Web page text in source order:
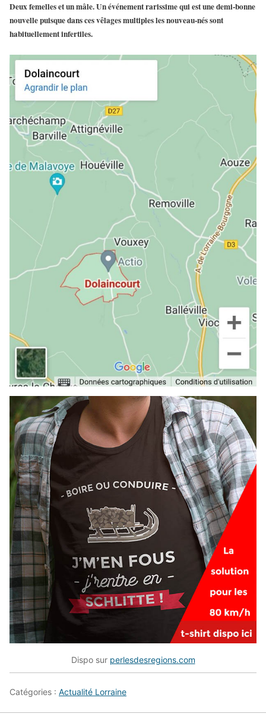
Deux femelles et un mâle. Un événement rarissime qui est une demi-bonne
nouvelle puisque dans ces vêlages multiples les nouveau-nés sont
habituellement infertiles.
Dispo sur perlesdesregions.com
Catégories : Actualité Lorraine